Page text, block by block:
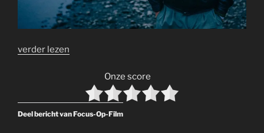
verder lezen
Onze score
Deel bericht van Focus-Op-Film